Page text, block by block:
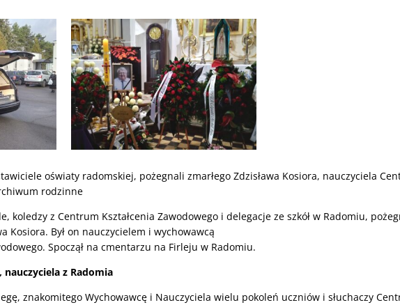
oświaty radomskiej, pożegnali zmarłego Zdzisława Kosiora, nauczyciela
rodzinne
koledzy z Centrum Kształcenia Zawodowego i delegacje ze szkół w Radomiu,
Kosiora. Był on nauczycielem i wychowawcą
Spoczął na cmentarzu na Firleju w Radomiu.
nauczyciela z Radomia
znakomitego Wychowawcę i Nauczyciela wielu pokoleń uczniów i słuchaczy